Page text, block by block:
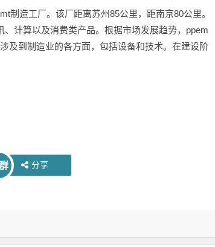
制造工厂。该厂距离苏州85公里，距南京80公里。
计算以及消费类产品。根据市场发展趋势，ppem
及到制造业的各方面，包括设备和技术。在建设阶
分享